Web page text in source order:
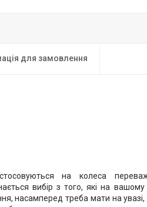
для замовлення
на колеса
вибір з того, які на
насамперед треба мати на увазі,